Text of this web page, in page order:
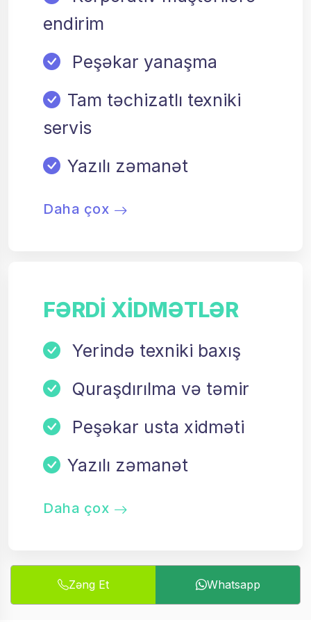
endirim
Peşəkar yanaşma
Tam təchizatlı texniki
servis
Yazılı zəmanət
Daha çox
FƏRDI XIDMƏTLƏR
Yerində texniki baxış
Quraşdırılma və təmir
Peşəkar usta xidməti
Yazılı zəmanət
Daha çox
Zəng Et Whatsapp